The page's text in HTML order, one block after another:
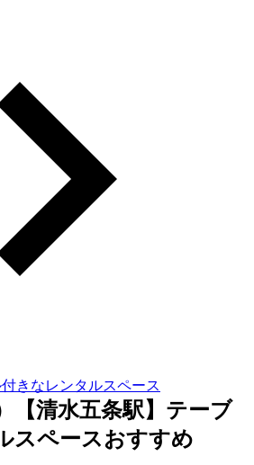
きなレンタルスペース
【清水五条駅】テーブ
スペースおすすめ